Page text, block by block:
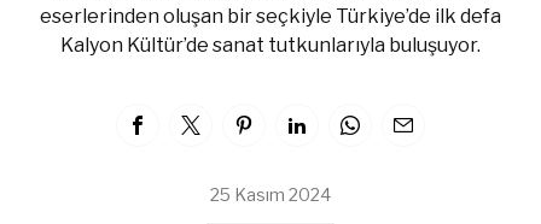
eserlerinden oluşan bir seçkiyle Türkiye’de ilk defa
Kalyon Kültür’de sanat tutkunlarıyla buluşuyor.
25 Kasım 2024